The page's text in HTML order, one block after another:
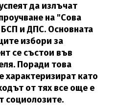
да излъчат
на "Сова
БСП и ДПС. Основната
избори за
се състои във
Поради това
характеризират като
от тях все още е
социолозите.